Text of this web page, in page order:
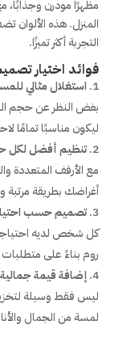
مظهرًا مودرن وجذابًا،
المنزل. هذه الألوان
التجربة أكثر تميزًا.
فوائد اختيار
استغلال مثالي
بغض النظر عن حجم
ليكون مناسبًا تمامًا
تنظيم أفضل لكل
مع الأرفف المتعددة
أغراضك بطريقة مرتبة
تصميم حسب
كل شخص لديه
روم بناءً على
إضافة قيمة
ليس فقط وسيلة
لمسة من الجمال